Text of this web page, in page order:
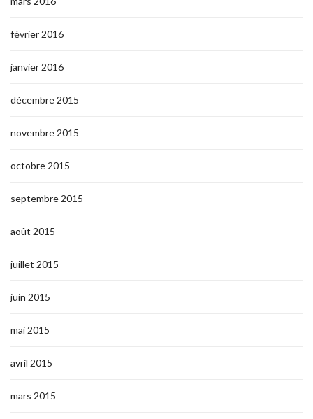
février 2016
janvier 2016
décembre 2015
novembre 2015
octobre 2015
septembre 2015
août 2015
juillet 2015
juin 2015
mai 2015
avril 2015
mars 2015